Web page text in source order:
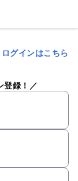
ログインはこちら
録！